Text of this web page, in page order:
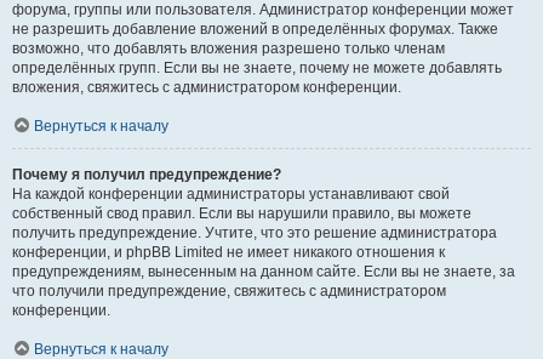
форума, группы или пользователя. Администратор конференции может
не разрешить добавление вложений в определённых форумах. Также
возможно, что добавлять вложения разрешено только членам
определённых групп. Если вы не знаете, почему не можете добавлять
вложения, свяжитесь с администратором конференции.
Вернуться к началу
Почему я получил предупреждение?
На каждой конференции администраторы устанавливают свой
собственный свод правил. Если вы нарушили правило, вы можете
получить предупреждение. Учтите, что это решение администратора
конференции, и phpBB Limited не имеет никакого отношения к
предупреждениям, вынесенным на данном сайте. Если вы не знаете, за
что получили предупреждение, свяжитесь с администратором
конференции.
Вернуться к началу